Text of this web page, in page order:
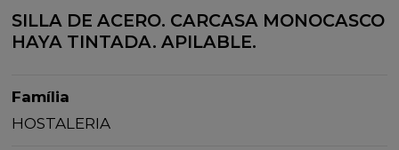
SILLA DE ACERO. CARCASA MONOCASCO
HAYA TINTADA. APILABLE.
Família
HOSTALERIA